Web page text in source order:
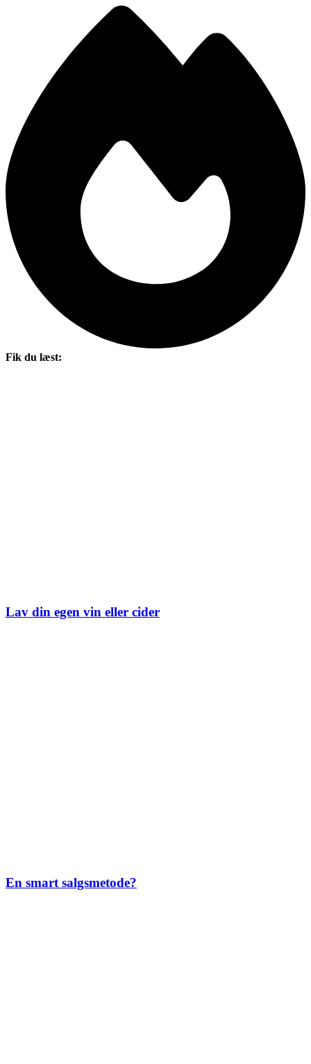
Fik du læst:
Lav din egen vin eller cider
En smart salgsmetode?